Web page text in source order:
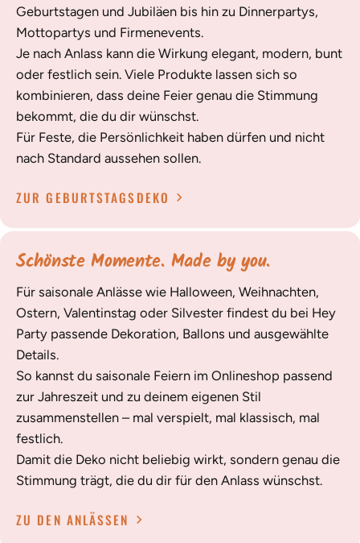
Geburtstagen und Jubiläen bis hin zu Dinnerpartys,
Mottopartys und Firmenevents.
Je nach Anlass kann die Wirkung elegant, modern, bunt
oder festlich sein. Viele Produkte lassen sich so
kombinieren, dass deine Feier genau die Stimmung
bekommt, die du dir wünschst.
Für Feste, die Persönlichkeit haben dürfen und nicht
nach Standard aussehen sollen.
ZUR GEBURTSTAGSDEKO
Schönste Momente. Made by you.
Für saisonale Anlässe wie Halloween, Weihnachten,
Ostern, Valentinstag oder Silvester findest du bei Hey
Party passende Dekoration, Ballons und ausgewählte
Details.
So kannst du saisonale Feiern im Onlineshop passend
zur Jahreszeit und zu deinem eigenen Stil
zusammenstellen – mal verspielt, mal klassisch, mal
festlich.
Damit die Deko nicht beliebig wirkt, sondern genau die
Stimmung trägt, die du dir für den Anlass wünschst.
ZU DEN ANLÄSSEN